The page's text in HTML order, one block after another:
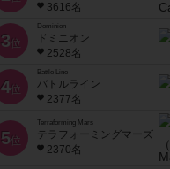
3616名
3位
Dominion
ドミニオン
2528名
4位
Battle Line
バトルライン
2377名
5位
Terraforming Mars
テラフォーミングマーズ
2370名